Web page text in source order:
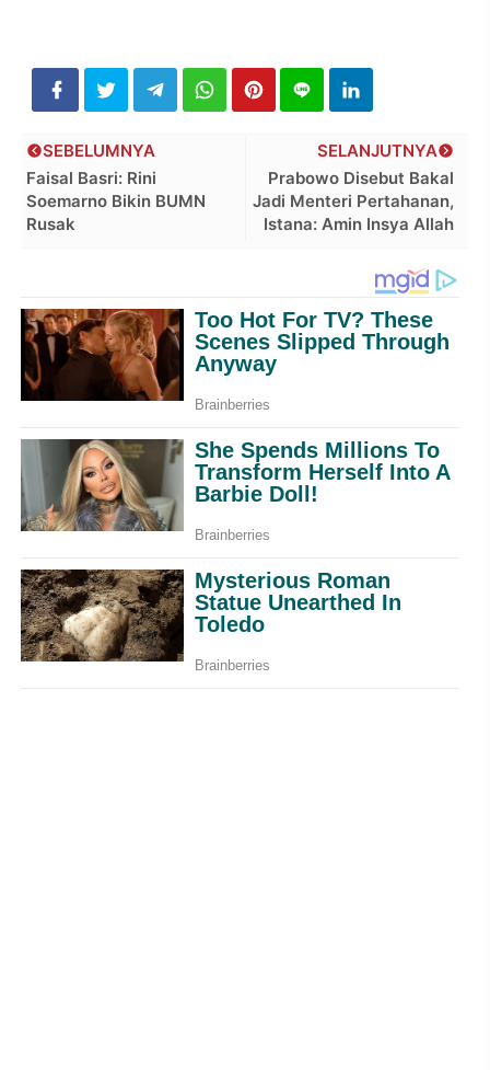
SELANJUTNYA
Prabowo Disebut Bakal
Jadi Menteri Pertahanan,
Istana: Amin Insya Allah
SEBELUMNYA
Faisal Basri: Rini
Soemarno Bikin BUMN
Rusak